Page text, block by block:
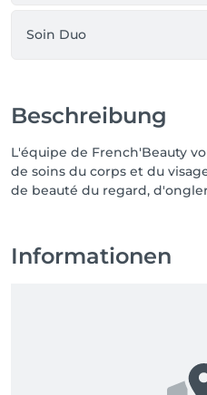
Soin Duo
Beschreibung
L'équipe de French'Beauty
de soins du corps et du
de beauté du regard,
Informationen